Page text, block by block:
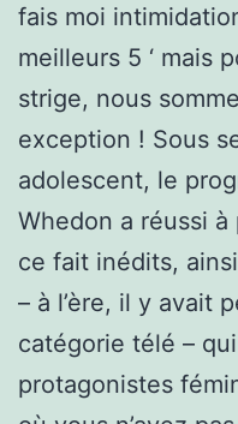
fais moi
meilleurs 5 ‘ mais
strige, nous
exception ! Sous
adolescent, le
Whedon a réussi
ce fait inédits,
– à l’ère, il y avait
catégorie télé –
protagonistes